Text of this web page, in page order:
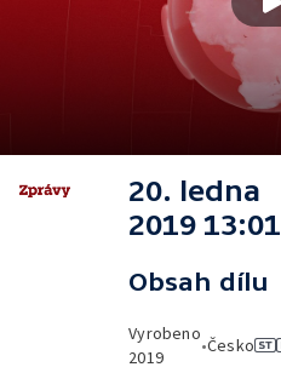
20. ledna
2019 13:01
Obsah dílu
Vyrobeno
2019
•Česko